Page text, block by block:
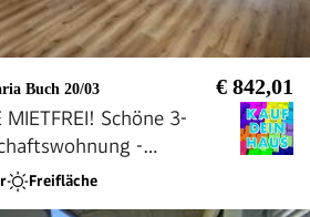
Buch 20/03 € 842,01
Schöne 3-
-
Freifläche